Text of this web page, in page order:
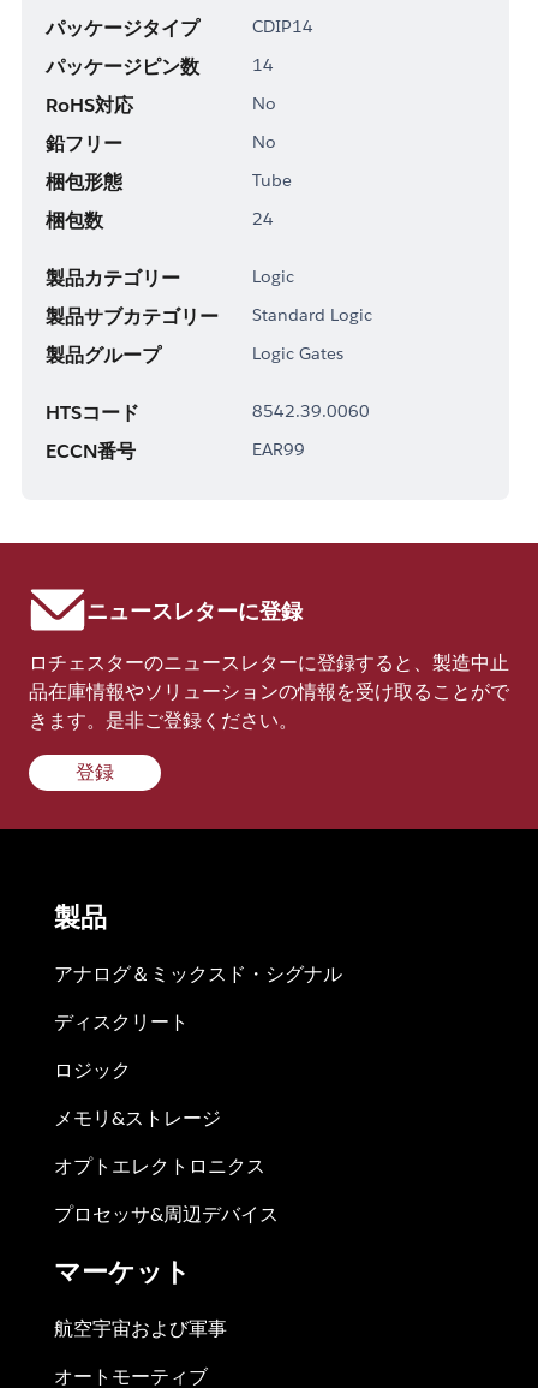
パッケージタイプ CDIP14
パッケージピン数 14
RoHS対応 No
鉛フリー No
梱包形態 Tube
梱包数 24
製品カテゴリー Logic
製品サブカテゴリー Standard Logic
製品グループ Logic Gates
HTSコード 8542.39.0060
ECCN番号 EAR99
ニュースレターに登録
ロチェスターのニュースレターに登録すると、製造中止
品在庫情報やソリューションの情報を受け取ることがで
きます。是非ご登録ください。
登録
製品
アナログ＆ミックスド・シグナル
ディスクリート
ロジック
メモリ&ストレージ
オプトエレクトロニクス
プロセッサ&周辺デバイス
マーケット
航空宇宙および軍事
オートモーティブ